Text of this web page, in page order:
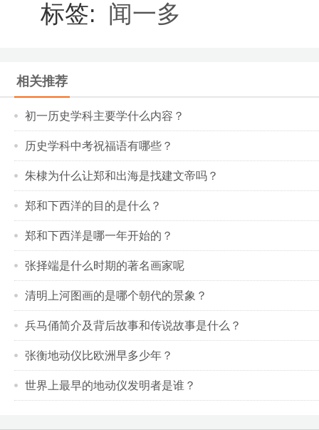
标签: 闻一多
相关推荐
初一历史学科主要学什么内容？
历史学科中考祝福语有哪些？
朱棣为什么让郑和出海是找建文帝吗？
郑和下西洋的目的是什么？
郑和下西洋是哪一年开始的？
张择端是什么时期的著名画家呢
清明上河图画的是哪个朝代的景象？
兵马俑简介及背后故事和传说故事是什么？
张衡地动仪比欧洲早多少年？
世界上最早的地动仪发明者是谁？